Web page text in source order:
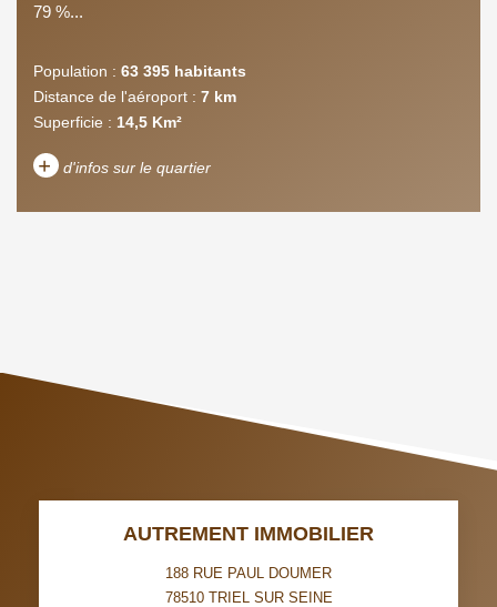
79 %...
Population : 63 395 habitants
Distance de l'aéroport : 7 km
Superficie : 14,5 Km²
+ d'infos sur le quartier
TAUX DE PROPRIÉTAIRES
PART DES MÉNAGES SANS
AUTREMENT IMMOBILIER
188 RUE PAUL DOUMER
78510 TRIEL SUR SEINE